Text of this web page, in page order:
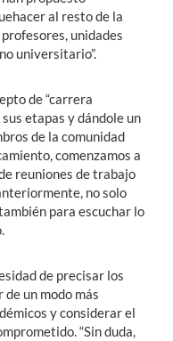
al resto de la
unidades
universitario”.
de “carrera
etapas y dándole un
de la comunidad
comenzamos a
reuniones de trabajo
no solo
para escuchar lo
de precisar los
un modo más
y considerar el
“Sin duda,